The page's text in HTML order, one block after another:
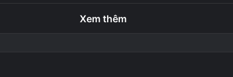
Xem thêm